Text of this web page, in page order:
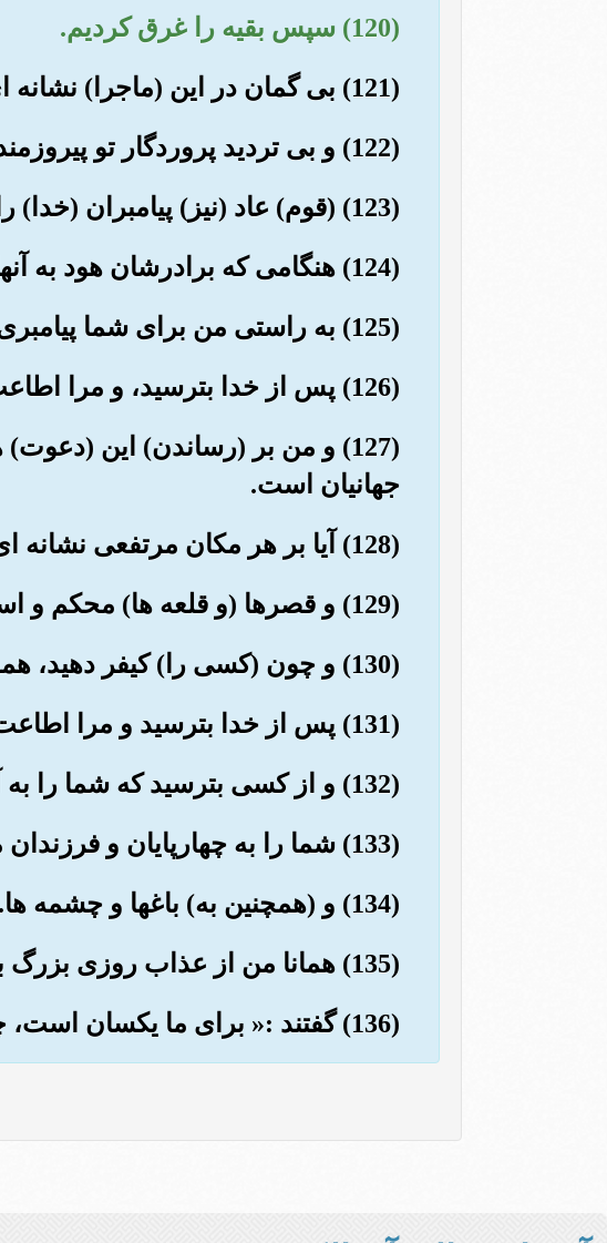
(120) سپس بقیه را غرق کردیم.
(121) بی گمان در این (ماجرا) نشانه ای (روشن) است، و بیشتر آنها مؤمن نبودند.
(122) و بی تردید پروردگار تو پیروزمند مهربان است.
(123) (قوم) عاد (نیز) پیامبران (خدا) را تکذیب کردند.
(124) هنگامی که برادرشان هود به آنها گفت :«آیا (از خدا) نمی ترسید ؟!»
(125) به راستی من برای شما پیامبری امین هستم.
(126) پس از خدا بترسید، و مرا اطاعت کنید.
(127) و من بر (رساندن) این
جهانیان است.
(128) آیا بر هر مکان مرتفعی نشانه ای (از روی هوا و هوس و) بیهوده می سازید ؟!
(129) و قصرها (و قلعه ها) محکم و استوار بنا می کنید، گویی که (در دنیا) جاودانه می مانید.
(130) و چون (کسی را) کیفر دهید، همچون جباران کیفر می دهید.
(131) پس از خدا بترسید و مرا اطاعت کنید.
(132) و از کسی بترسید که شما را به آنچه می دانید مدد کرده است.
(133) شما را به چهارپایان و فرزندان مدد (و یاری) فرموده است.
(134) و (همچنین به) باغها و چشمه ها.
(135) همانا من از عذاب روزی بزرگ بر شما می ترسم! »
(136) گفتند :« برای ما یکسان است، چه ما را پند دهی یا پند ندهی.